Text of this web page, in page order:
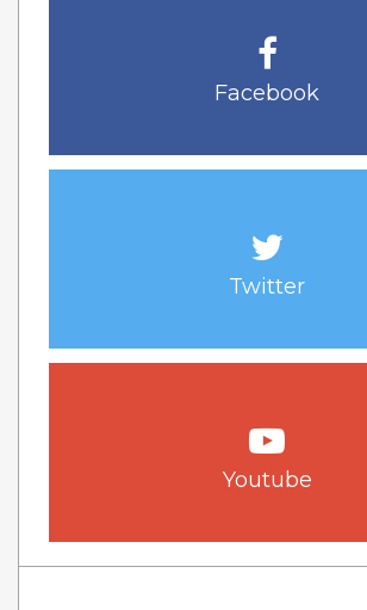
Facebook
Twitter
Youtube